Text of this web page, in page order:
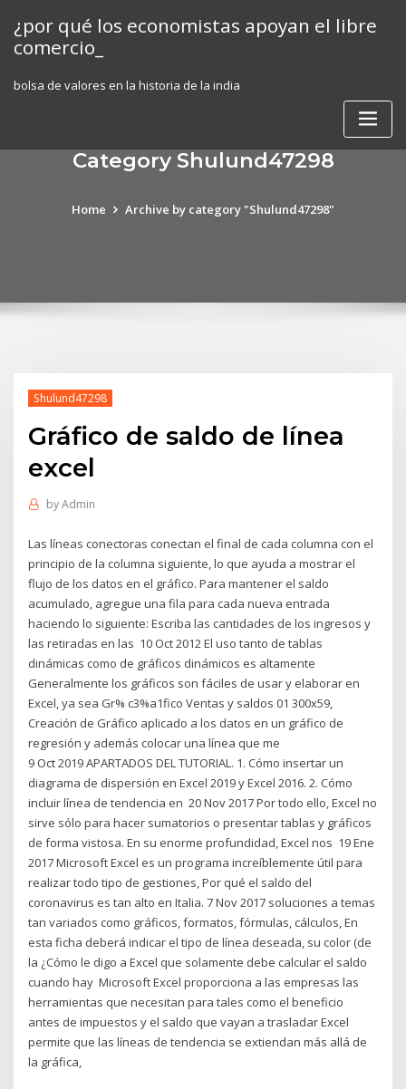
content
¿por qué los economistas apoyan el libre
comercio_
bolsa de valores en la historia de la india
Category Shulund47298
Home Archive by category "Shulund47298"
Shulund47298
Gráfico de saldo de línea
excel
byAdmin
Las líneas conectoras conectan el final de cada columna con el
principio de la columna siguiente, lo que ayuda a mostrar el
flujo de los datos en el gráfico. Para mantener el saldo
acumulado, agregue una fila para cada nueva entrada
haciendo lo siguiente: Escriba las cantidades de los ingresos y
las retiradas en las 10 Oct 2012 El uso tanto de tablas
dinámicas como de gráficos dinámicos es altamente
Generalmente los gráficos son fáciles de usar y elaborar en
Excel, ya sea Gr% c3%a1fico Ventas y saldos 01 300x59,
Creación de Gráfico aplicado a los datos en un gráfico de
regresión y además colocar una línea que me
9 Oct 2019 APARTADOS DEL TUTORIAL. 1. Cómo insertar un
diagrama de dispersión en Excel 2019 y Excel 2016. 2. Cómo
incluir línea de tendencia en 20 Nov 2017 Por todo e​llo, Excel no
sirve sólo para hacer sumatorios o presentar tablas y gráficos
de forma vistosa. En su enorme profundidad, Excel nos 19 Ene
2017 Microsoft Excel es un programa increíblemente útil para
realizar todo tipo de gestiones, Por qué el saldo del
coronavirus es tan alto en Italia. 7 Nov 2017 soluciones a temas
tan variados como gráficos, formatos, fórmulas, cálculos, En
esta ficha deberá indicar el tipo de línea deseada, su color (de
la ¿Cómo le digo a Excel que solamente debe calcular el saldo
cuando hay Microsoft Excel proporciona a las empresas las
herramientas que necesitan para tales como el beneficio
antes de impuestos y el saldo que vayan a trasladar Excel
permite que las líneas de tendencia se extiendan más allá de
la gráfica,